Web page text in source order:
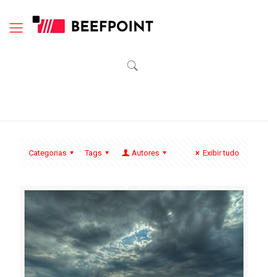
Categorias Tags Autores Exibir tudo